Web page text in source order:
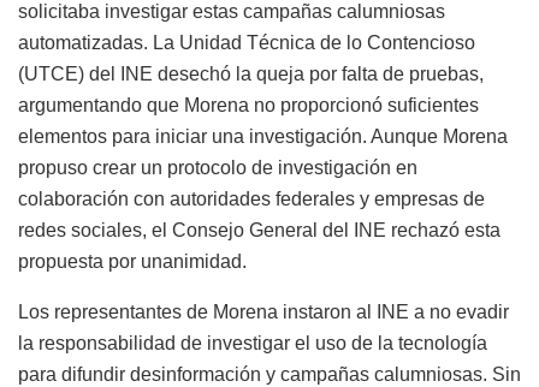
solicitaba investigar estas campañas calumniosas
automatizadas. La Unidad Técnica de lo Contencioso
(UTCE) del INE desechó la queja por falta de pruebas,
argumentando que Morena no proporcionó suficientes
elementos para iniciar una investigación. Aunque Morena
propuso crear un protocolo de investigación en
colaboración con autoridades federales y empresas de
redes sociales, el Consejo General del INE rechazó esta
propuesta por unanimidad.
Los representantes de Morena instaron al INE a no evadir
la responsabilidad de investigar el uso de la tecnología
para difundir desinformación y campañas calumniosas. Sin